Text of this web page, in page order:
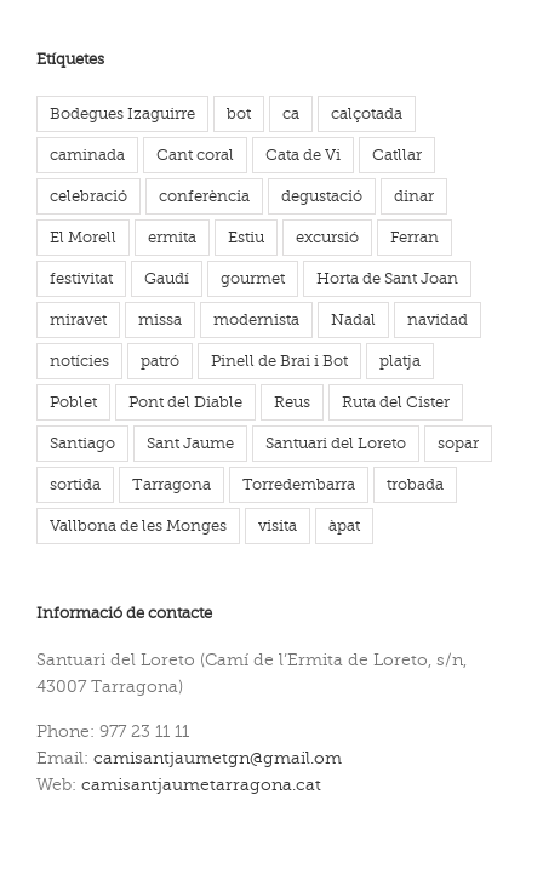
Etíquetes
Bodegues Izaguirre bot ca calçotada
caminada Cant coral Cata de Vi Catllar
celebració conferència degustació dinar
El Morell ermita Estiu excursió Ferran
festivitat Gaudí gourmet Horta de Sant Joan
miravet missa modernista Nadal navidad
notícies patró Pinell de Brai i Bot platja
Poblet Pont del Diable Reus Ruta del Cister
Santiago Sant Jaume Santuari del Loreto sopar
sortida Tarragona Torredembarra trobada
Vallbona de les Monges visita àpat
Informació de contacte
Santuari del Loreto (Camí de l’Ermita de Loreto, s/n,
43007 Tarragona)
Phone: 977 23 11 11
Email: camisantjaumetgn@gmail.om
Web: camisantjaumetarragona.cat